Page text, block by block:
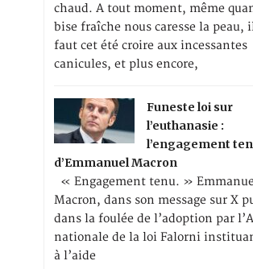
chaud. A tout moment, même
bise fraîche nous caresse la peau,
faut cet été croire aux incessantes
canicules, et plus encore,
Funeste loi sur
l’euthanasie :
l’engagement
d’Emmanuel Macron
« Engagement tenu. »
Macron, dans son message sur X
dans la foulée de l’adoption par
nationale de la loi Falorni
à l’aide